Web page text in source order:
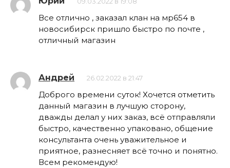
Все отлично , заказал клан на мр654 в
новосибирск пришло быстро по почте ,
отличный магазин
Андрей 26.02.2022 в 21:47
Доброго времени суток! Хочется отметить
данный магазин в лучшую сторону,
дважды делал у них заказ, всё отправляли
быстро, качественно упаковано, общение
консультанта очень уважительное и
приятное, разнесняет всё точно и понятно.
Всем рекомендую!